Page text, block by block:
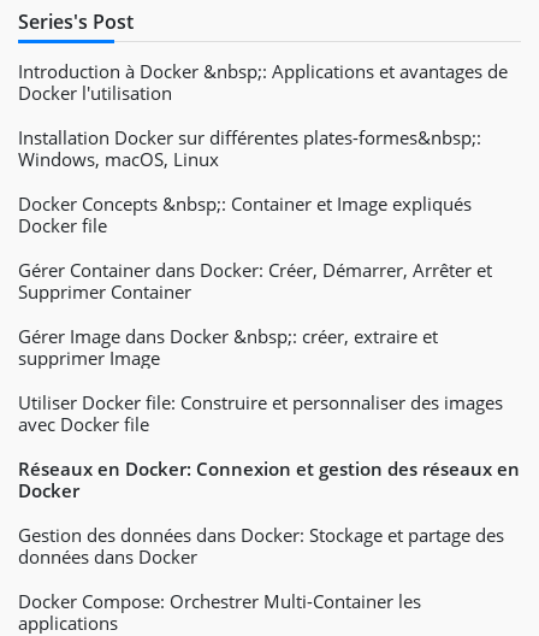
Series's Post
Introduction à Docker &nbsp;: Applications et avantages de
Docker l'utilisation
Installation Docker sur différentes plates-formes&nbsp;:
Windows, macOS, Linux
Docker Concepts &nbsp;: Container et Image expliqués
Docker file
Gérer Container dans Docker: Créer, Démarrer, Arrêter et
Supprimer Container
Gérer Image dans Docker &nbsp;: créer, extraire et
supprimer Image
Utiliser Docker file: Construire et personnaliser des images
avec Docker file
Réseaux en Docker: Connexion et gestion des réseaux en
Docker
Gestion des données dans Docker: Stockage et partage des
données dans Docker
Docker Compose: Orchestrer Multi-Container les
applications